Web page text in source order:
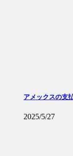
アメックスの支
2025/5/27